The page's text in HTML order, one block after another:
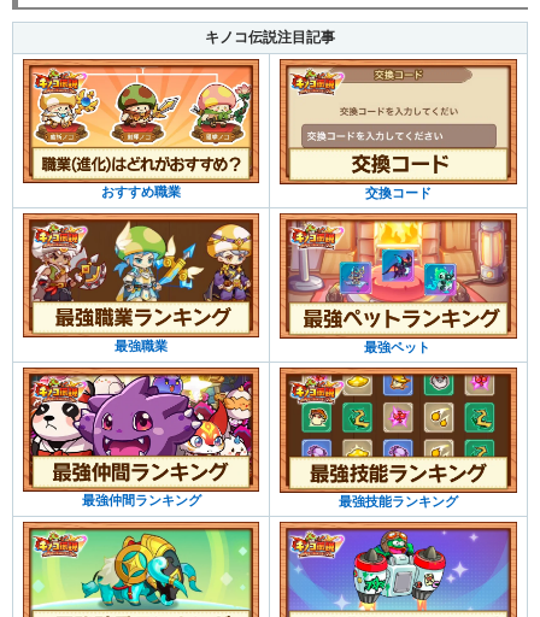
キノコ伝説注目記事
おすすめ職業 交換コード
最強職業 最強ペット
最強仲間ランキング 最強技能ランキング